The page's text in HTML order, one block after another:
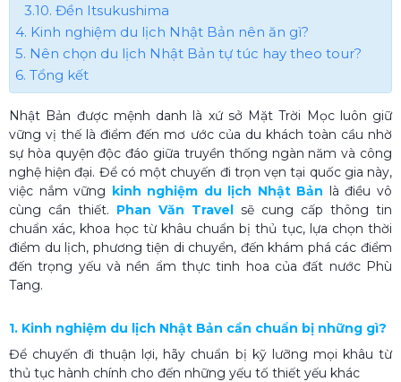
3.10. Đền Itsukushima
4. Kinh nghiệm du lịch Nhật Bản nên ăn gì?
5. Nên chọn du lịch Nhật Bản tự túc hay theo tour?
6. Tổng kết
Nhật Bản được mệnh danh là xứ sở Mặt Trời Mọc luôn giữ
vững vị thế là điểm đến mơ ước của du khách toàn cầu nhờ
sự hòa quyện độc đáo giữa truyền thống ngàn năm và công
nghệ hiện đại. Để có một chuyến đi trọn vẹn tại quốc gia này,
việc nắm vững kinh nghiệm du lịch Nhật Bản là điều vô
cùng cần thiết. Phan Văn Travel sẽ cung cấp thông tin
chuẩn xác, khoa học từ khâu chuẩn bị thủ tục, lựa chọn thời
điểm du lịch, phương tiện di chuyển, đến khám phá các điểm
đến trọng yếu và nền ẩm thực tinh hoa của đất nước Phù
Tang.
1. Kinh nghiệm du lịch Nhật Bản cần chuẩn bị những gì?
Để chuyến đi thuận lợi, hãy chuẩn bị kỹ lưỡng mọi khâu từ
thủ tục hành chính cho đến những yếu tố thiết yếu khác